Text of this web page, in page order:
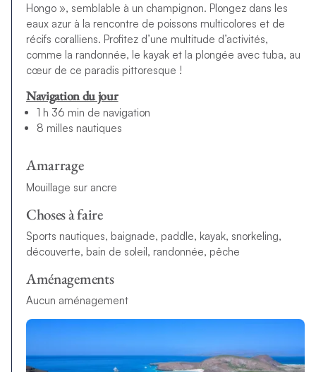
Hongo », semblable à un champignon. Plongez dans les
eaux azur à la rencontre de poissons multicolores et de
récifs coralliens. Profitez d’une multitude d’activités,
comme la randonnée, le kayak et la plongée avec tuba, au
cœur de ce paradis pittoresque !
Navigation du jour
1 h 36 min de navigation
8 milles nautiques
Amarrage
Mouillage sur ancre
Choses à faire
Sports nautiques, baignade, paddle, kayak, snorkeling,
découverte, bain de soleil, randonnée, pêche
Aménagements
Aucun aménagement